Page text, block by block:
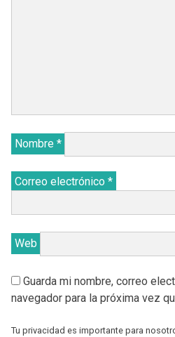
Nombre *
Correo electrónico *
Web
Guarda mi nombre, correo
navegador para la próxima vez
Tu privacidad es importante para